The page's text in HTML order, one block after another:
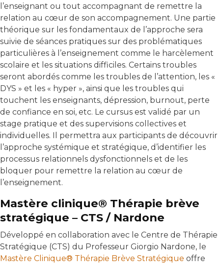
l’enseignant ou tout accompagnant de remettre la
relation au cœur de son accompagnement. Une partie
théorique sur les fondamentaux de l’approche sera
suivie de séances pratiques sur des problématiques
particulières à l’enseignement comme le harcèlement
scolaire et les situations difficiles. Certains troubles
seront abordés comme les troubles de l’attention, les «
DYS » et les « hyper », ainsi que les troubles qui
touchent les enseignants, dépression, burnout, perte
de confiance en soi, etc. Le cursus est validé par un
stage pratique et des supervisions collectives et
individuelles. Il permettra aux participants de découvrir
l’approche systémique et stratégique, d’identifier les
processus relationnels dysfonctionnels et de les
bloquer pour remettre la relation au cœur de
l’enseignement.
Mastère clinique® Thérapie brève
stratégique – CTS / Nardone
Développé en collaboration avec le Centre de Thérapie
Stratégique (CTS) du Professeur Giorgio Nardone, le
Mastère Clinique® Thérapie Brève Stratégique offre